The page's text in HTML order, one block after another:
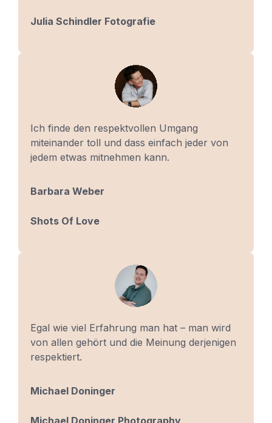
Julia Schindler Fotografie
Ich finde den respektvollen Umgang
miteinander toll und dass einfach jeder von
jedem etwas mitnehmen kann.
Barbara Weber
Shots Of Love
Egal wie viel Erfahrung man hat – man wird
von allen gehört und die Meinung derjenigen
respektiert.
Michael Doninger
Michael Doninger Photography